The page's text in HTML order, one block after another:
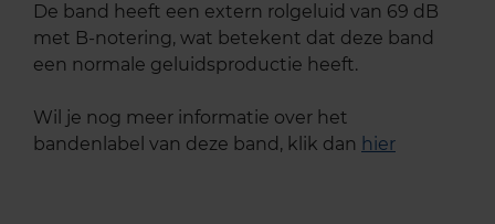
De band heeft een extern rolgeluid van 69 dB
met B-notering, wat betekent dat deze band
een normale geluidsproductie heeft.
Wil je nog meer informatie over het
bandenlabel van deze band, klik dan hier